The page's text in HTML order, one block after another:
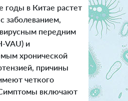
годы в Китае растет
заболеванием,
передним
VAU) и
хронической
причины
четкого
включают